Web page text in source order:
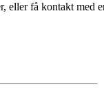
Ryd alle Udført
eller få kontakt med